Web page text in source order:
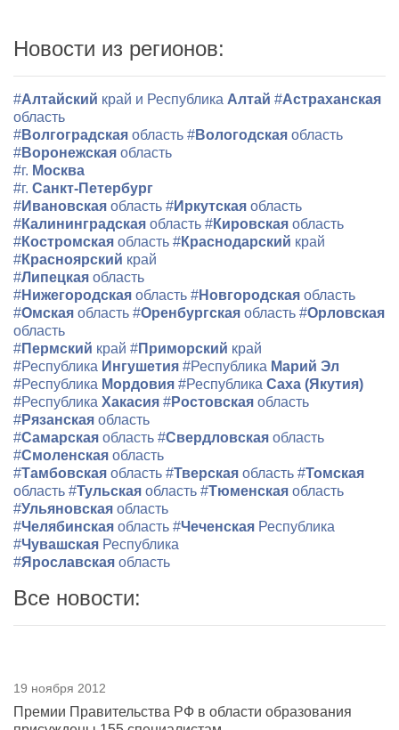
Новости из регионов:
#Алтайский край и Республика Алтай #Астраханская
область
#Волгоградская область #Вологодская область
#Воронежская область
#г. Москва
#г. Санкт-Петербург
#Ивановская область #Иркутская область
#Калининградская область #Кировская область
#Костромская область #Краснодарский край
#Красноярский край
#Липецкая область
#Нижегородская область #Новгородская область
#Омская область #Оренбургская область #Орловская
область
#Пермский край #Приморский край
#Республика Ингушетия #Республика Марий Эл
#Республика Мордовия #Республика Саха (Якутия)
#Республика Хакасия #Ростовская область
#Рязанская область
#Самарская область #Свердловская область
#Смоленская область
#Тамбовская область #Тверская область #Томская
область #Тульская область #Тюменская область
#Ульяновская область
#Челябинская область #Чеченская Республика
#Чувашская Республика
#Ярославская область
Все новости:
19 ноября 2012
Премии Правительства РФ в области образования